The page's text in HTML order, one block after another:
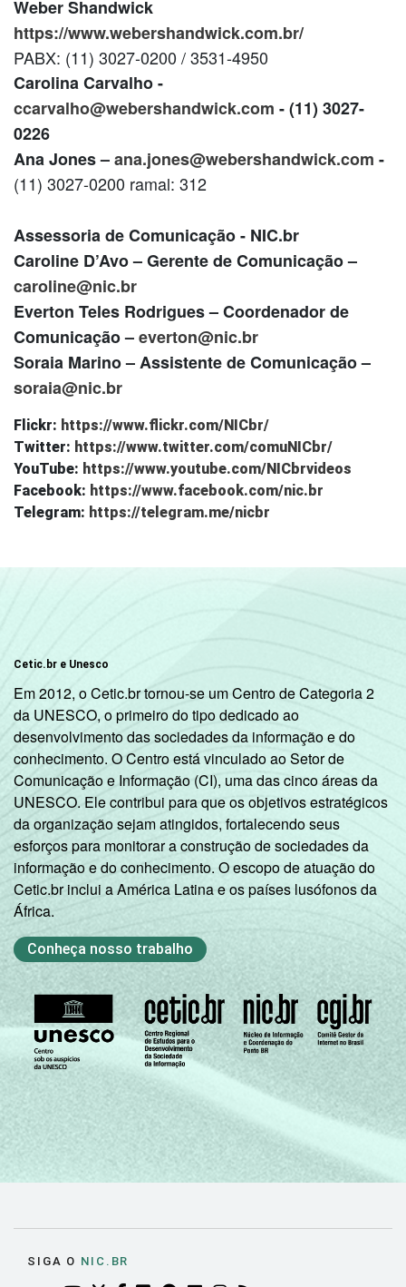
Weber Shandwick
https://www.webershandwick.com.br/
PABX: (11) 3027-0200 / 3531-4950
Carolina Carvalho -
ccarvalho@webershandwick.com - (11) 3027-
0226
Ana Jones –ana.jones@webershandwick.com -
(11) 3027-0200 ramal: 312
Assessoria de Comunicação - NIC.br
Caroline D’Avo – Gerente de Comunicação –
caroline@nic.br
Everton Teles Rodrigues – Coordenador de
Comunicação –everton@nic.br
Soraia Marino – Assistente de Comunicação –
soraia@nic.br
Flickr: https://www.flickr.com/NICbr/
Twitter: https://www.twitter.com/comuNICbr/
YouTube: https://www.youtube.com/NICbrvideos
Facebook: https://www.facebook.com/nic.br
Telegram: https://telegram.me/nicbr
Cetic.br e Unesco
Em 2012, o Cetic.br tornou-se um Centro de Categoria 2
da UNESCO, o primeiro do tipo dedicado ao
desenvolvimento das sociedades da informação e do
conhecimento. O Centro está vinculado ao Setor de
Comunicação e Informação (CI), uma das cinco áreas da
UNESCO. Ele contribui para que os objetivos estratégicos
da organização sejam atingidos, fortalecendo seus
esforços para monitorar a construção de sociedades da
informação e do conhecimento. O escopo de atuação do
Cetic.br inclui a América Latina e os países lusófonos da
África.
Conheça nosso trabalho
SIGA O NIC.BR